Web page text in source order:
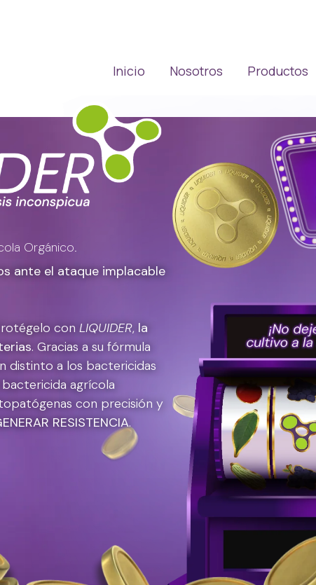
Inicio Nosotros Productos
Orgánico.
ante el ataque implacable
con LIQUIDER, la
. Gracias a su fórmula
distinto a los bactericidas
agrícola
con precisión y
RESISTENCIA.